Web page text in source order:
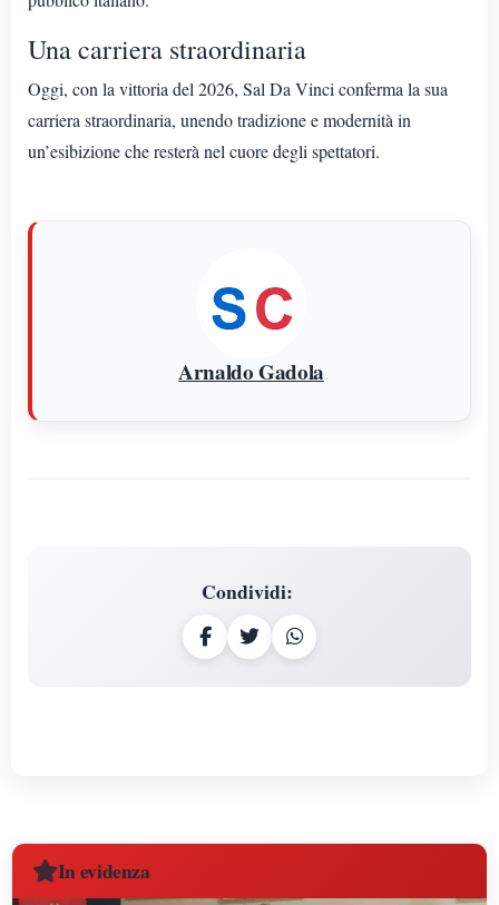
Una carriera straordinaria
Oggi, con la vittoria del 2026, Sal Da Vinci conferma la sua
carriera straordinaria, unendo tradizione e modernità in
un’esibizione che resterà nel cuore degli spettatori.
Arnaldo Gadola
Condividi:
In evidenza